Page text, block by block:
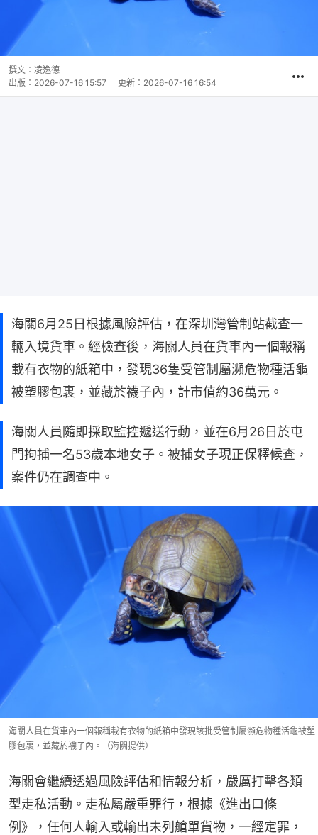
撰文： 凌逸德
出版： 2026-07-16 15:57 更新： 2026-07-16 16:54
海關6月25日根據風險評估，在深圳灣管制站截查一
輛入境貨車。經檢查後，海關人員在貨車內一個報稱
載有衣物的紙箱中，發現36隻受管制屬瀕危物種活龜
被塑膠包裹，並藏於襪子內，計市值約36萬元。
海關人員隨即採取監控遞送行動，並在6月26日於屯
門拘捕一名53歲本地女子。被捕女子現正保釋候查，
案件仍在調查中。
海關人員在貨車內一個報稱載有衣物的紙箱中發現該批受管制屬瀕危物種活龜被塑
膠包裹，並藏於襪子內。（海關提供）
海關會繼續透過風險評估和情報分析，嚴厲打擊各類
型走私活動。走私屬嚴重罪行，根據《進出口條
例》，任何人輸入或輸出未列艙單貨物，一經定罪，